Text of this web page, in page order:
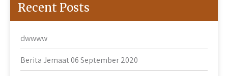
Recent Posts
dwwww
Berita Jemaat 06 September 2020